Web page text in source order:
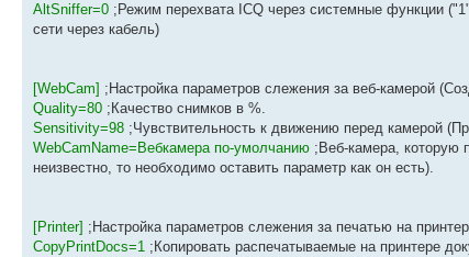
AltSniffer=0 ;Режим перехвата ICQ через системные функции
сети через кабель)
[WebCam] ;Настройка параметров слежения за веб-камерой
Quality=80 ;Качество снимков в %.
Sensitivity=98 ;Чувствительность к движению перед камерой
WebCamName=Вебкамера по-умолчанию ;Веб-камера, которую
неизвестно, то необходимо оставить параметр как он есть).
[Printer] ;Настройка параметров слежения за печатью на
CopyPrintDocs=1 ;Копировать распечатываемые на принтере